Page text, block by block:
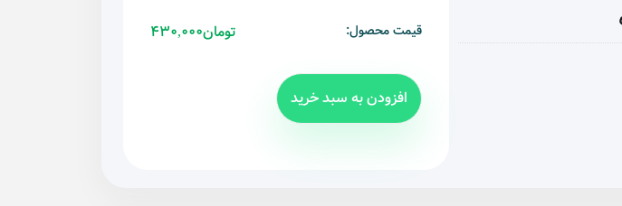
قیمت محصول: تومان430,000
افزودن به سبد خرید